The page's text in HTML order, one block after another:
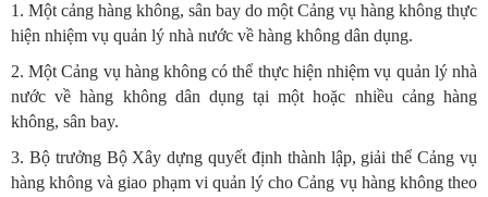
1. Một cảng hàng không, sân bay do một Cảng vụ hàng không thực
hiện nhiệm vụ quản lý nhà nước về hàng không dân dụng.
2. Một Cảng vụ hàng không có thể thực hiện nhiệm vụ quản lý nhà
nước về hàng không dân dụng tại một hoặc nhiều cảng hàng
không, sân bay.
3. Bộ trưởng Bộ Xây dựng quyết định thành lập, giải thể Cảng vụ
hàng không và giao phạm vi quản lý cho Cảng vụ hàng không theo